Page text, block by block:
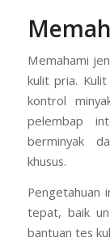
Memahami
kulit pria.
kontrol
pelembap
berminyak
khusus.
Pengetahuan
tepat, baik
bantuan tes